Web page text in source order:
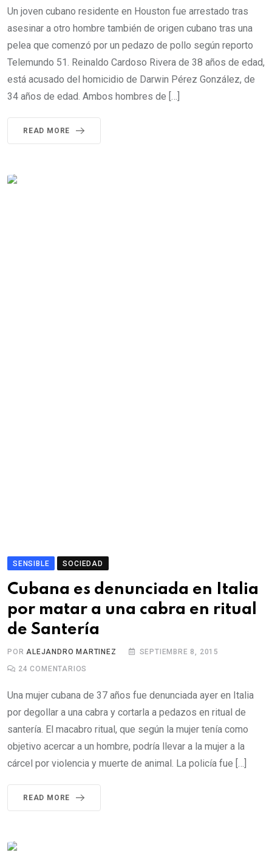
Un joven cubano residente en Houston fue arrestado tras
asesinar a otro hombre también de origen cubano tras una
pelea que comenzó por un pedazo de pollo según reporto
Telemundo 51. Reinaldo Cardoso Rivera de 38 años de edad,
está acusado del homicidio de Darwin Pérez González, de
34 años de edad. Ambos hombres de […]
READ MORE
SENSIBLE SOCIEDAD
Cubana es denunciada en Italia
por matar a una cabra en ritual
de Santería
POR ALEJANDRO MARTINEZ
SEPTIEMBRE 8, 2015
24 COMENTARIOS
Una mujer cubana de 37 años fue denunciada ayer en Italia
por degollar a una cabra y cortarla a pedazos en ritual de
santería. El macabro ritual, que según la mujer tenía como
objetivo acercar a un hombre, podría llevar a la mujer a la
cárcel por violencia y muerte de animal. La policía fue […]
READ MORE